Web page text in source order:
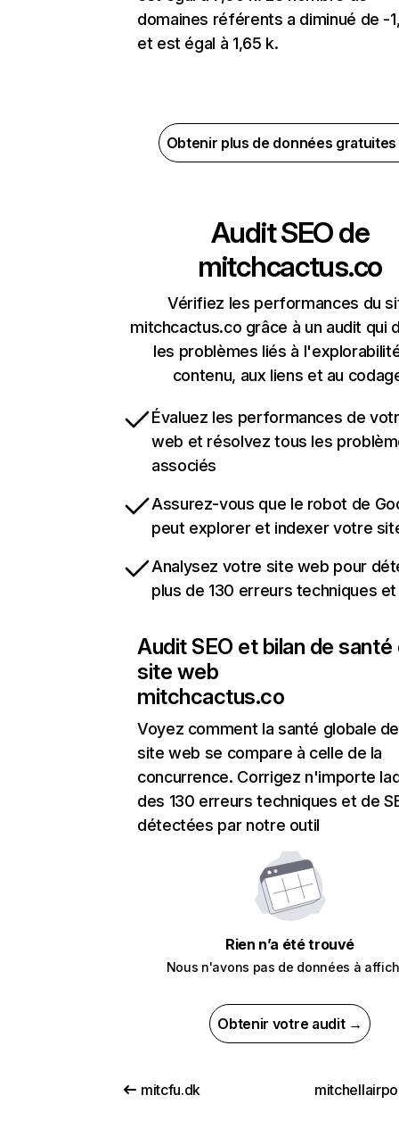
domaines référents a diminué de -
et est égal à 1,65 k.
Obtenir plus de données
Audit SEO de
mitchcactus.co
Vérifiez les performances du
mitchcactus.co grâce à un audit qui
les problèmes liés à
contenu, aux liens et au
Évaluez les performances de
web et résolvez tous les
associés
Assurez-vous que le robot de
peut explorer et indexer votre
Analysez votre site web pour
plus de 130 erreurs techniques et
Audit SEO et bilan de santé
site web
mitchcactus.co
Voyez comment la santé globale
site web se compare à celle de la
concurrence. Corrigez n'importe
des 130 erreurs techniques et de
détectées par notre outil
Rien n’a été trouvé
Nous n'avons pas de données à
Obtenir votre audit →
mitcfu.dk